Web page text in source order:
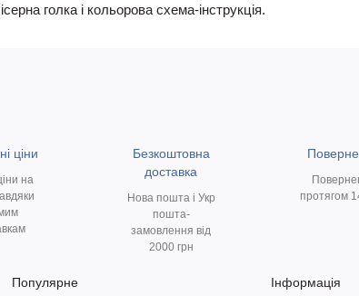
голка і кольорова схема-інструкція.
ціни
на
Безкоштовна
доставка
Нова пошта і Укр
пошта-
замовлення від
2000 грн
протягом
Популярне
Інформація